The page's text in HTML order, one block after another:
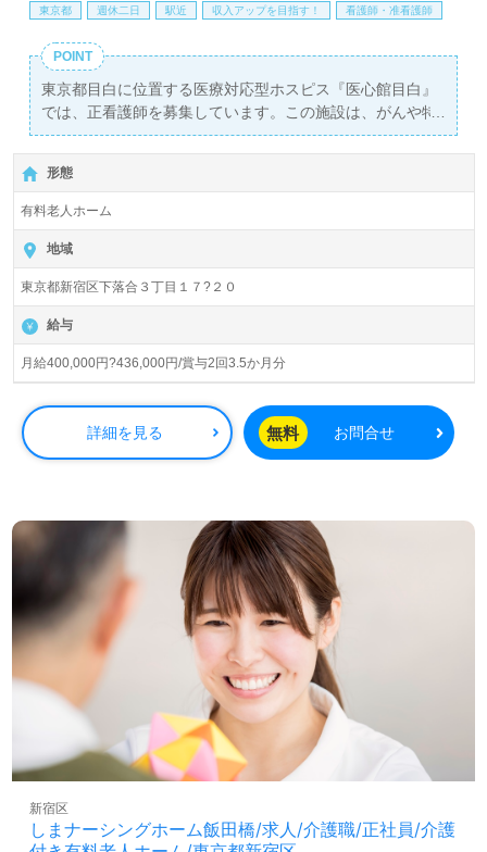
東京都 週休二日 駅近 収入アップを目指す！ 看護師・准看護師
POINT
東京都目白に位置する医療対応型ホスピス『医心館目白』
では、正看護師を募集しています。この施設は、がんや特
定疾患など医療依存度の高い患者様に特化したホスピス事
業を展開しており、41名の入居定員を有する全室個室の快
適な環境を提供しています。月給は400,000円から436,000
円で、年2回の賞与も支給されるため、安定した収入を得
ることができます。
看護師として臨床経験がある方なら、ホスピスでの経験は
問いません。患者様の『今』に寄り添い、質の高い看護を
提供することが求められます。チーム医療においては、大
学病院や急性期病院での経験が活かせるため、幅広いバッ
クグラウンドを持つ方に適した職場です。特に、終末期や
緩和ケアの経験を持つ方は、その知識を存分に活かすこと
ができます。
この職場では、患者様一人ひとりに丁寧に寄り添うことが
社員なので、安定した雇用を求める方にも最適です。全国
展開のため、希望するエリアでの勤務もご相談可能です。
さらに、転職に関する相談は完全無料で、非公開求人の取
り扱いもあります。看護師紹介専任コンサルタントがあな
たの転職活動をサポートし、年収交渉や職場環境のヒアリ
ングなども行います。介護職を検討している方は、ぜひこ
の機会にお問い合わせください。あなたのキャリアに新た
な一歩を踏み出すチャンスです。
形態
有料老人ホーム
地域
東京都新宿区下落合３丁目１７?２０
給与
月給400,000円?436,000円/賞与2回3.5か月分
詳細を見る 無料 お問合せ
しまナーシングホーム飯田橋/求人/介護職/正社員/介護
新宿区